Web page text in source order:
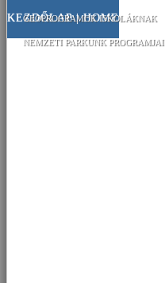
KEZDŐLAP | HOME
GEOPROGRAMOK ISKOLÁKNAK
NEMZETI PARKUNK PROGRAMJAI